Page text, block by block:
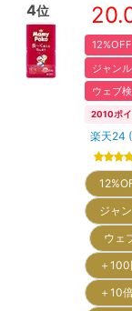
4位
12%OFF
ジャン
ウェブ
2010ポ
楽天24
ジャ
ウェ
＋
＋10